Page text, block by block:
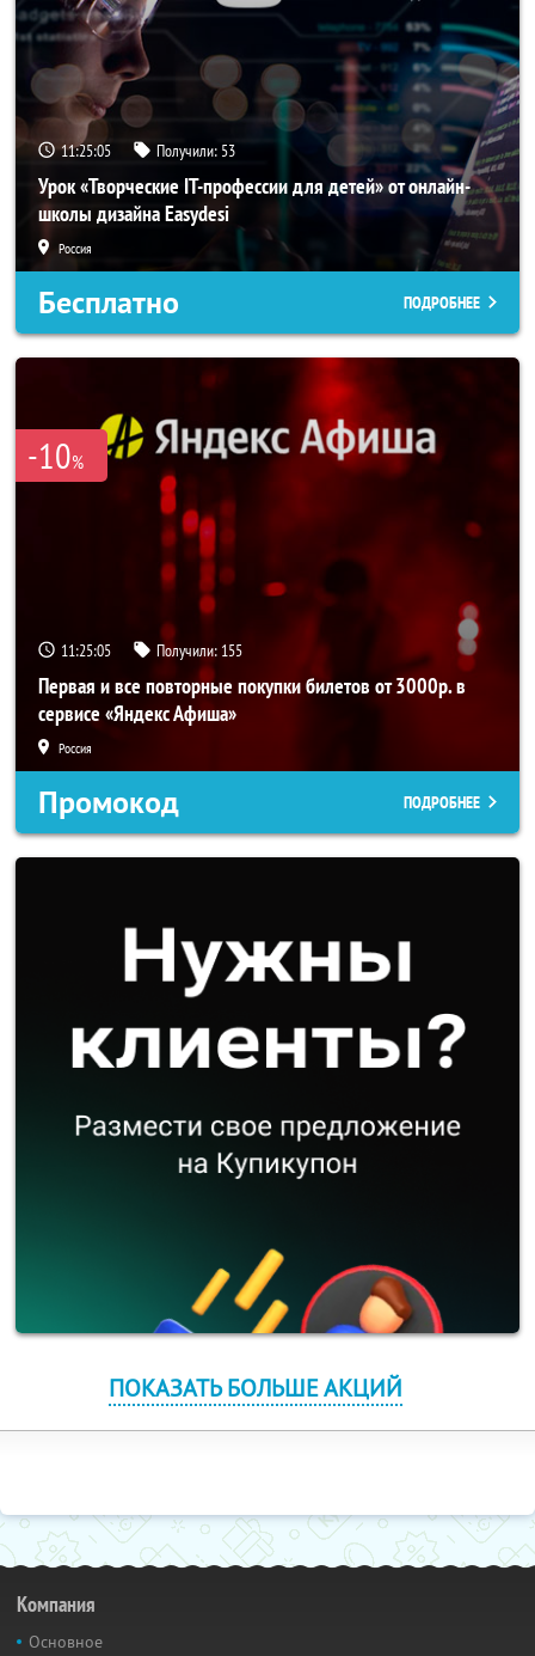
11:25:04 Получили: 53
Урок «Творческие IT-профессии для детей» от онлайн-
школы дизайна Easydesi
Россия
Бесплатно ПОДРОБНЕЕ
-10%
11:25:04 Получили: 155
Первая и все повторные покупки билетов от 3000р. в
сервисе «Яндекс Афиша»
Россия
Промокод ПОДРОБНЕЕ
ПОКАЗАТЬ БОЛЬШЕ АКЦИЙ
Компания
Основное